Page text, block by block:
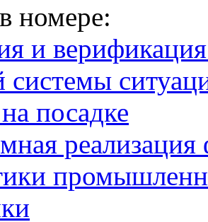
номере:
и
системы
посадке